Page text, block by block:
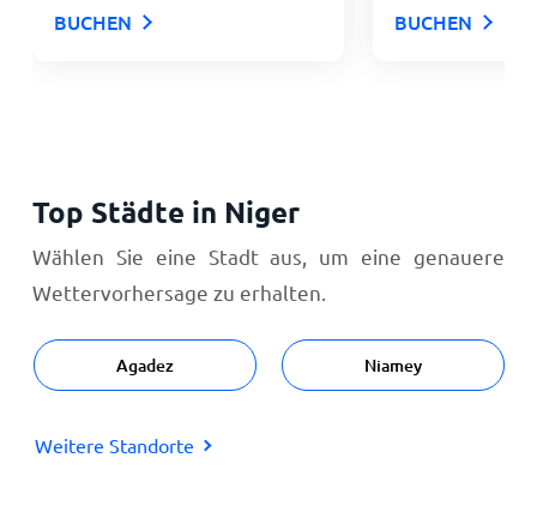
BUCHEN BUCHEN
Top Städte in Niger
Wählen Sie eine Stadt aus, um eine genauere
Wettervorhersage zu erhalten.
Agadez Niamey
Weitere Standorte